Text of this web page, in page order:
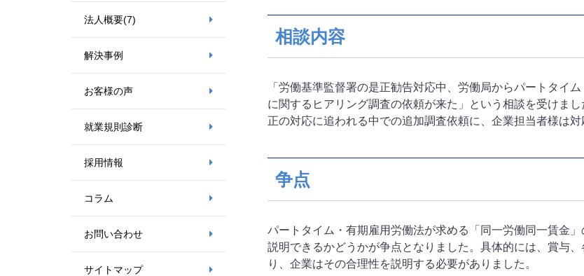
相談内容
「労働基準監督署の是正勧告対応中、労働局からパートタイ
に関するヒアリング調査の依頼が来た」という相談を受けま
正の対応に追われる中での追加調査依頼に、企業担当者様は対
争点
パートタイム・有期雇用労働法が求める「同一労働同一賃金
説明できるかどうかが争点となりました。具体的には、賞与
り、企業はその合理性を説明する必要がありました。
法人概要(7)
解決事例
お客様の声
就業規則診断
採用情報
コラム
お問い合わせ
サイトマップ